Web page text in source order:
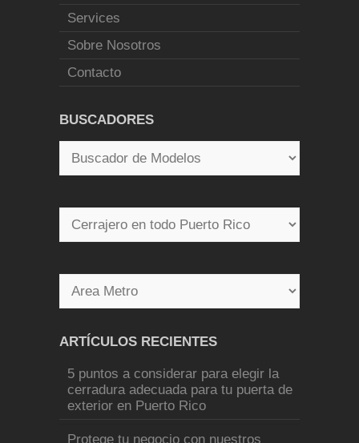
Services
Sobre Nosotros
Contacto
BUSCADORES
ARTÍCULOS RECIENTES
5 puntos a considerar para elegir la
cerradura adecuada para tu puerta de
exterior en Puerto Rico
Protege tu negocio con nuestros